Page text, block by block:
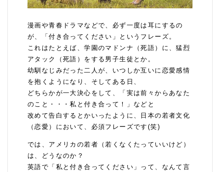
漫画や青春ドラマなどで、必ず一度は耳にするの
が、「付き合ってください」というフレーズ。
これはたとえば、学園のマドンナ（死語）に、猛烈
アタック（死語）をする男子生徒とか。
幼馴なじみだった二人が、いつしか互いに恋愛感情
を抱くようになり、そしてある日、
どちらかが一大決心をして、「実は前々からあなた
のこと・・・私と付き合って！」などと
改めて告白するとかいったように、日本の若者文化
（恋愛）において、必須フレーズです(笑)
では、アメリカの若者（若くなくたっていいけど）
は、どうなのか？
英語で「私と付き合ってください」って、なんて言